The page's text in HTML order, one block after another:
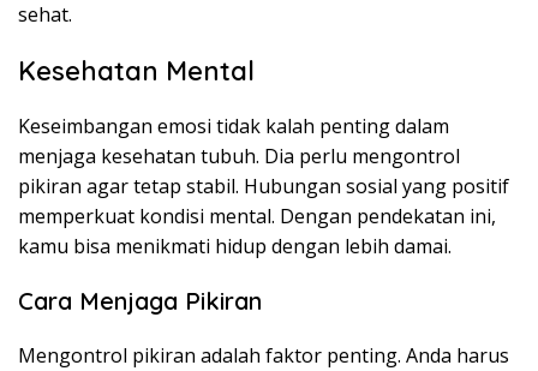
sehat.
Kesehatan Mental
Keseimbangan emosi tidak kalah penting dalam
menjaga kesehatan tubuh. Dia perlu mengontrol
pikiran agar tetap stabil. Hubungan sosial yang positif
memperkuat kondisi mental. Dengan pendekatan ini,
kamu bisa menikmati hidup dengan lebih damai.
Cara Menjaga Pikiran
Mengontrol pikiran adalah faktor penting. Anda harus